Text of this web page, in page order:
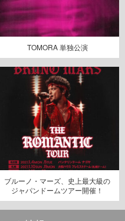
TOMORA 単独公演
ブルーノ・マーズ、史上最大級の
ジャパンドームツアー開催！